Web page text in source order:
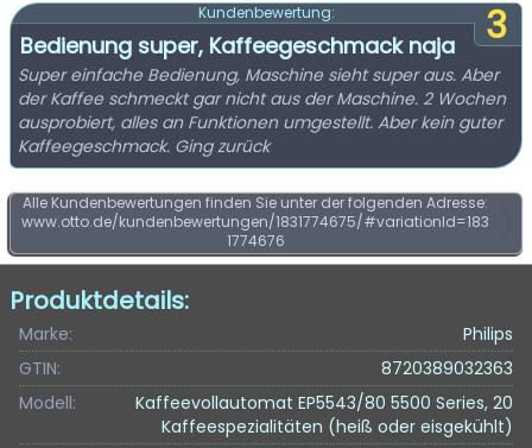
3
Kundenbewertung:
Bedienung super, Kaffeegeschmack naja
Super einfache Bedienung, Maschine sieht super aus. Aber
der Kaffee schmeckt gar nicht aus der Maschine. 2 Wochen
ausprobiert, alles an Funktionen umgestellt. Aber kein guter
Kaffeegeschmack. Ging zurück
Alle Kundenbewertungen finden Sie unter der folgenden Adresse:
www.otto.de/kundenbewertungen/1831774675/#variationId=183
1774676
Produktdetails:
Marke:
Philips
GTIN:
8720389032363
Modell:
Kaffeevollautomat EP5543/80 5500 Series, 20
Kaffeespezialitäten (heiß oder eisgekühlt)